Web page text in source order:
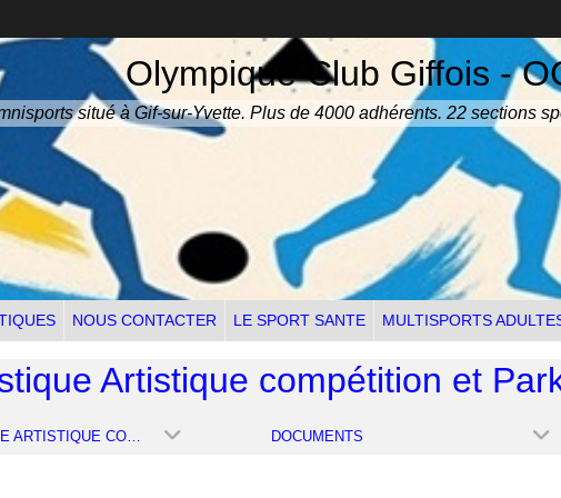
Olympique Club Giffois -
situé à Gif-sur-Yvette. Plus de 4000 adhérents. 22 sections
NOUS CONTACTER LE SPORT SANTE MULTISPORTS
Artistique compétition et
DOCUMENTS